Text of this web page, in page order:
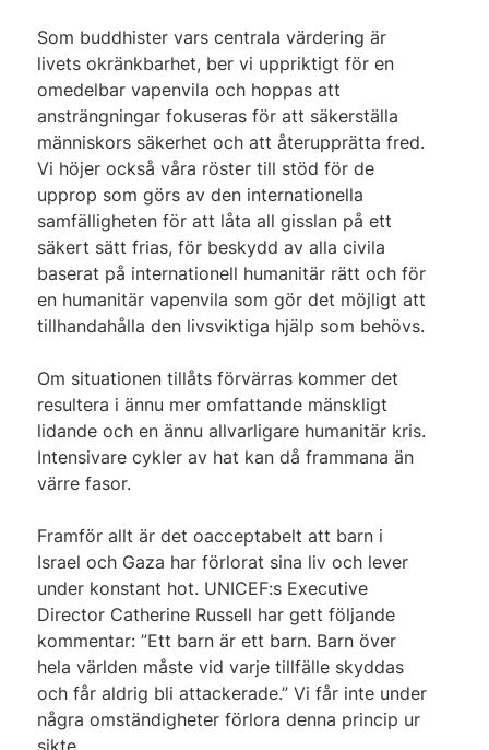
Som buddhister vars centrala värdering är
livets okränkbarhet, ber vi uppriktigt för en
omedelbar vapenvila och hoppas att
ansträngningar fokuseras för att säkerställa
människors säkerhet och att återupprätta fred.
Vi höjer också våra röster till stöd för de
upprop som görs av den internationella
samfälligheten för att låta all gisslan på ett
säkert sätt frias, för beskydd av alla civila
baserat på internationell humanitär rätt och för
en humanitär vapenvila som gör det möjligt att
tillhandahålla den livsviktiga hjälp som behövs.
Om situationen tillåts förvärras kommer det
resultera i ännu mer omfattande mänskligt
lidande och en ännu allvarligare humanitär kris.
Intensivare cykler av hat kan då frammana än
värre fasor.
Framför allt är det oacceptabelt att barn i
Israel och Gaza har förlorat sina liv och lever
under konstant hot. UNICEF:s Executive
Director Catherine Russell har gett följande
kommentar: ”Ett barn är ett barn. Barn över
hela världen måste vid varje tillfälle skyddas
och får aldrig bli attackerade.” Vi får inte under
några omständigheter förlora denna princip ur
sikte.